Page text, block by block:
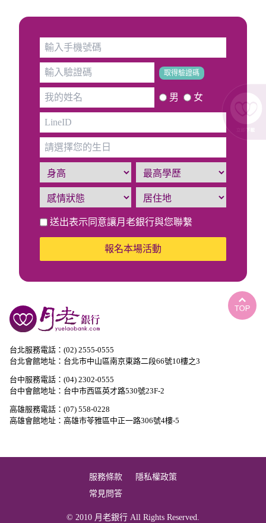
取得驗證碼
男 女
送出表示同意讓月老銀行與您聯繫
報名本場活動
台北服務電話：(02) 2555-0555
台北會館地址：台北市中山區南京東路二段66號10樓之3
台中服務電話：(04) 2302-0555
台中會館地址：台中市西區英才路530號23F-2
高雄服務電話：(07) 558-0228
高雄會館地址：高雄市苓雅區中正一路306號4樓-5
服務條款
隱私權政策
常見問答
© 2010 月老銀行 All Rights Reserved.